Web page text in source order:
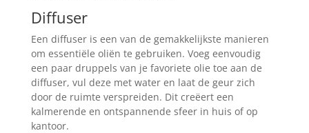
Diffuser
Een diffuser is een van de gemakkelijkste manieren
om essentiële oliën te gebruiken. Voeg eenvoudig
een paar druppels van je favoriete olie toe aan de
diffuser, vul deze met water en laat de geur zich
door de ruimte verspreiden. Dit creëert een
kalmerende en ontspannende sfeer in huis of op
kantoor.